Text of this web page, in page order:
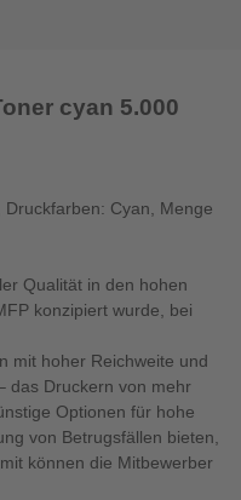
cyan 5.000
Cyan, Menge
Qualität in den hohen
konzipiert wurde, bei
mit hoher Reichweite und
das Druckern von mehr
Optionen für hohe
von Betrugsfällen bieten,
können die Mitbewerber